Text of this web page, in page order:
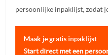
persoonlijke inpaklijst, zodat
Maak je gratis inpaklijst
Start direct met een